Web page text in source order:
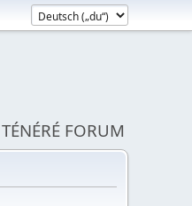
TÉNÉRÉ FORUM